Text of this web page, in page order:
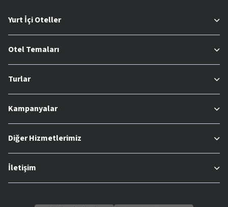
Yurt İçi Oteller
Otel Temaları
Turlar
Kampanyalar
Diğer Hizmetlerimiz
İletişim